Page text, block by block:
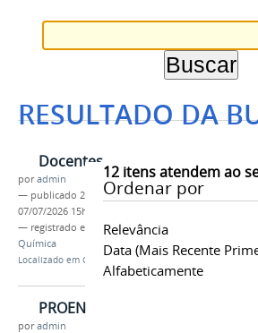
RESULTADO DA
12itens atendem ao
Ordenar por
Relevância
Data (mais Recente
Alfabeticamente
Docentes
poradmin
— publicado 28/09/2017 —última modificação
07/07/2026 15h30
— registrado em:
Docentes,CLIQ
Química
Localizado em Química
PROEN
poradmin